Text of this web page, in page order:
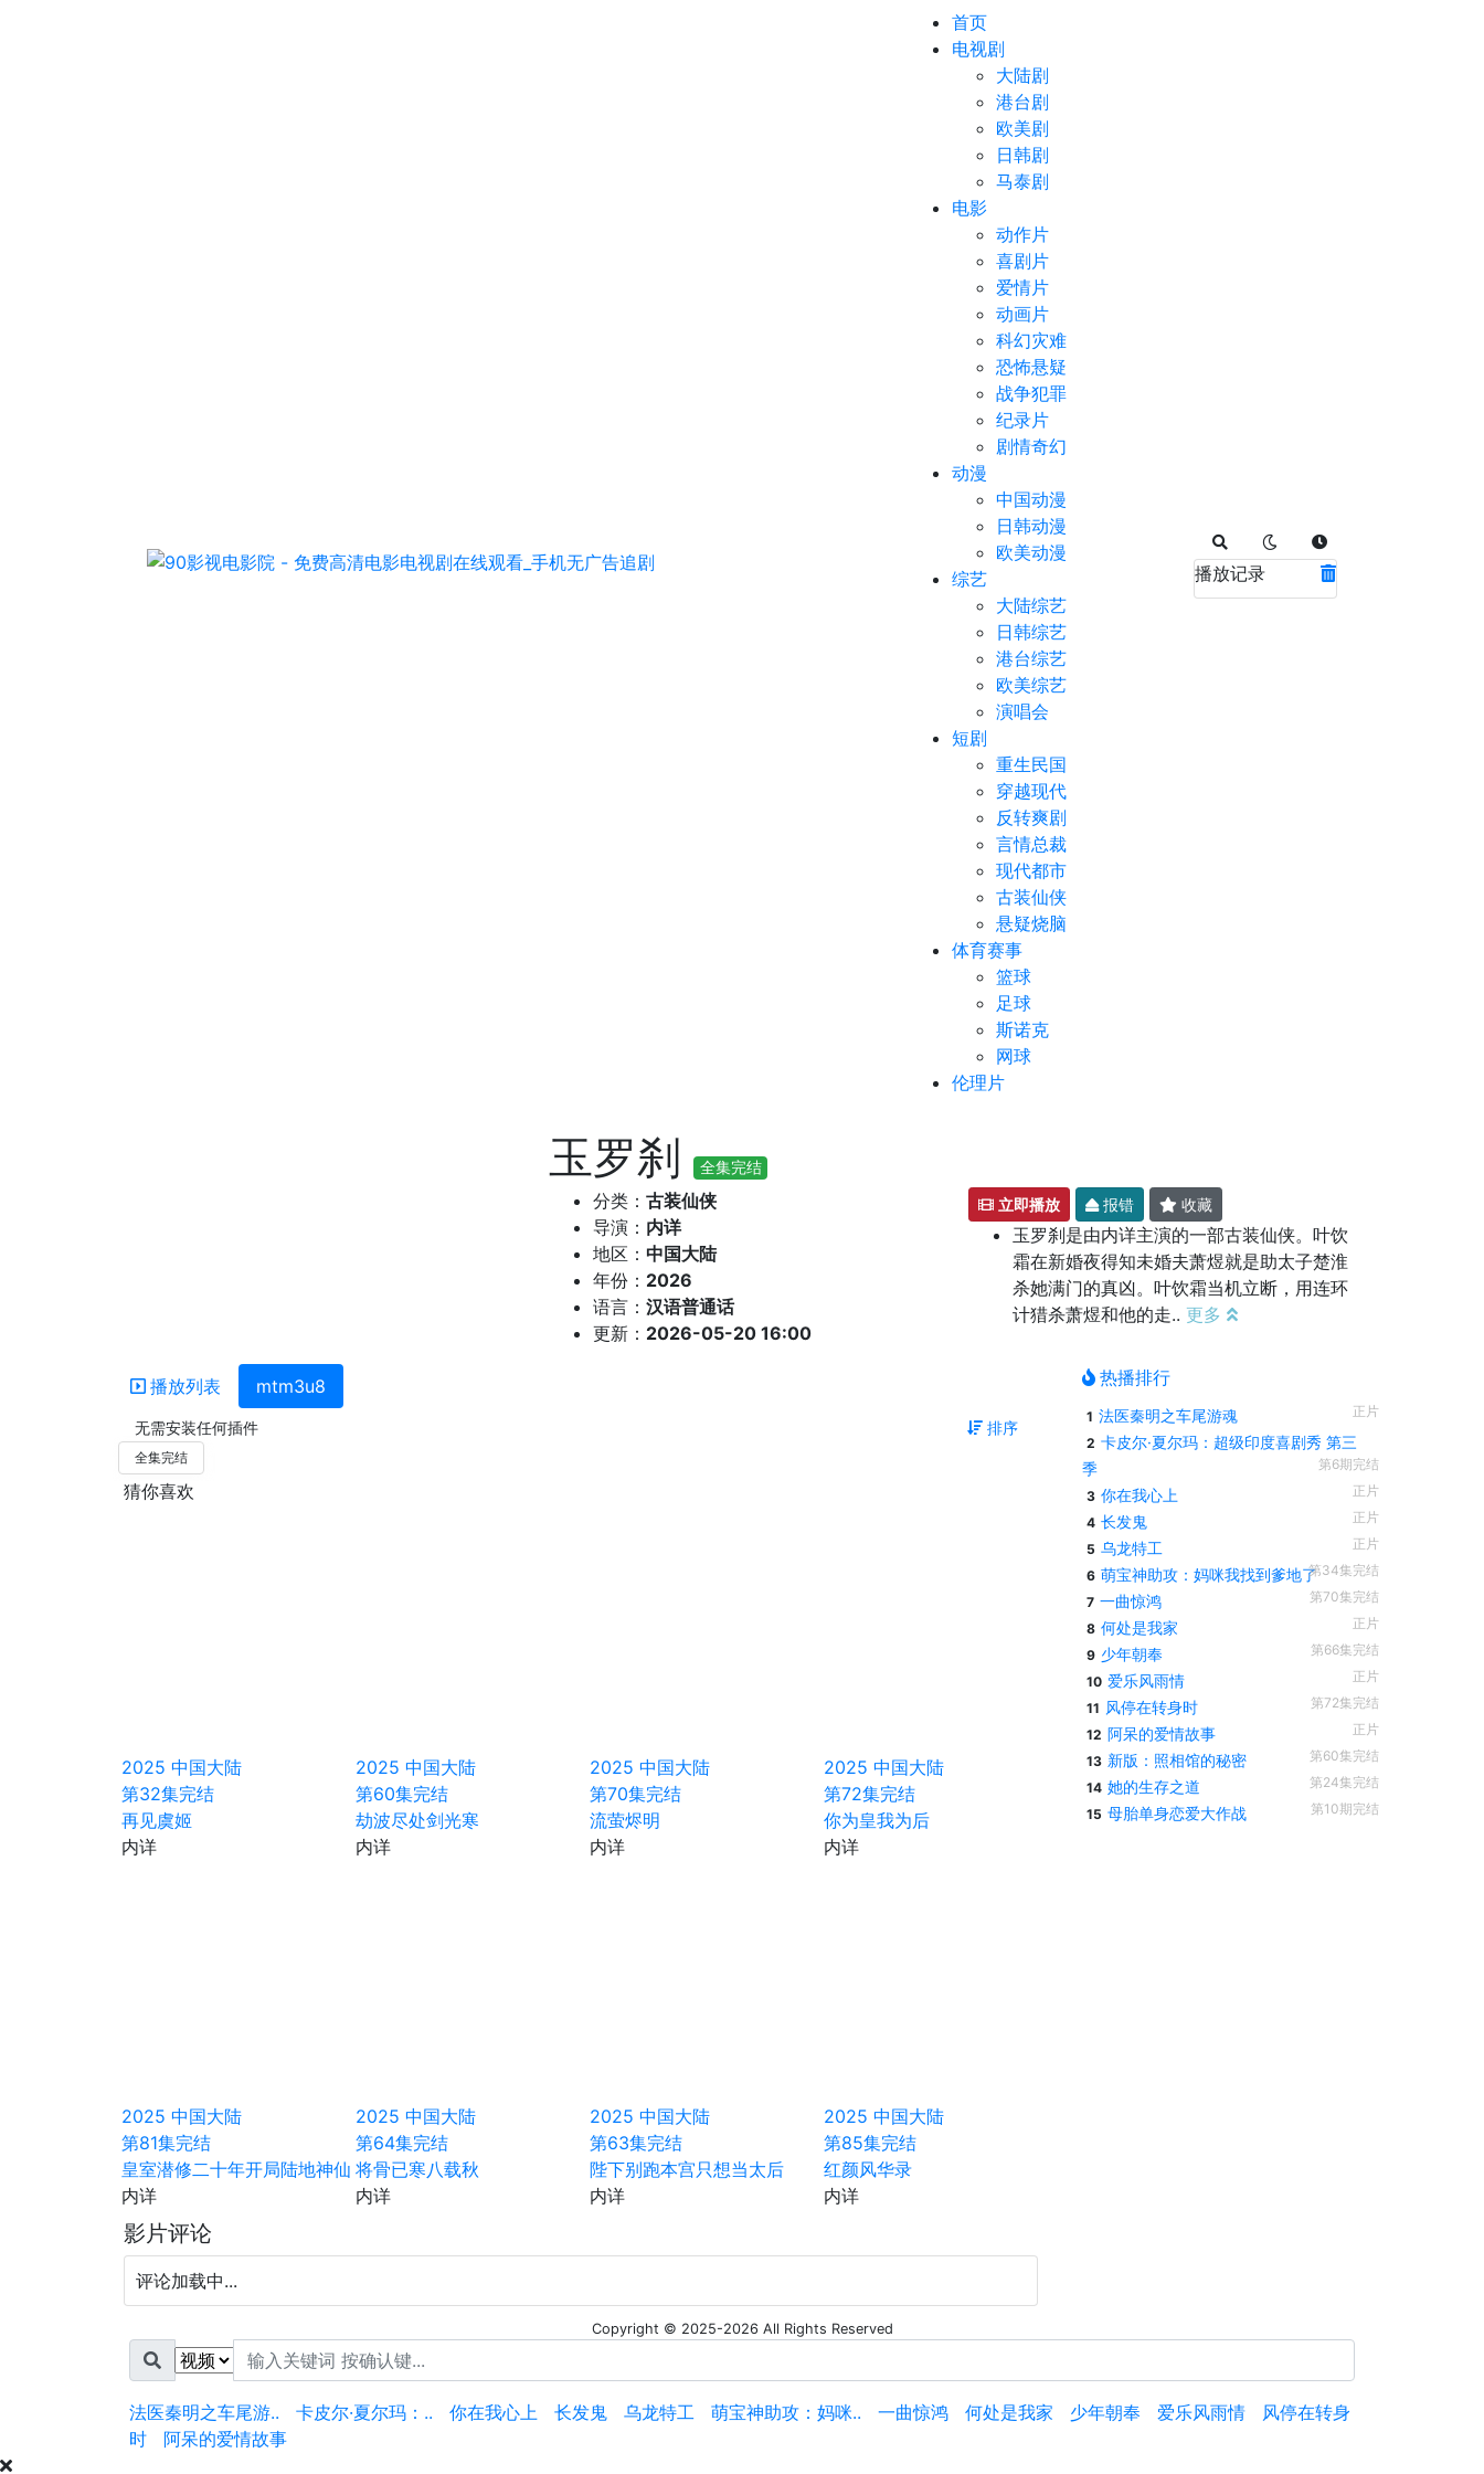
首页
电视剧
大陆剧
港台剧
欧美剧
日韩剧
马泰剧
电影
动作片
喜剧片
爱情片
动画片
科幻灾难
恐怖悬疑
战争犯罪
纪录片
剧情奇幻
动漫
中国动漫
日韩动漫
欧美动漫
综艺
大陆综艺
日韩综艺
港台综艺
欧美综艺
演唱会
短剧
重生民国
穿越现代
反转爽剧
言情总裁
现代都市
古装仙侠
悬疑烧脑
体育赛事
篮球
足球
斯诺克
网球
伦理片
播放记录
玉罗刹 全集完结
分类： 古装仙侠
导演： 内详
地区： 中国大陆
年份： 2026
语言： 汉语普通话
更新： 2026-05-20 16:00
立即播放 报错 收藏
玉罗刹是由内详主演的一部古装仙侠。叶饮
霜在新婚夜得知未婚夫萧煜就是助太子楚淮
杀她满门的真凶。叶饮霜当机立断，用连环
计猎杀萧煜和他的走.. 更多
播放列表 mtm3u8
无需安装任何插件 排序
全集完结
猜你喜欢
2025 中国大陆
第32集完结
再见虞姬
内详
2025 中国大陆
第60集完结
劫波尽处剑光寒
内详
2025 中国大陆
第70集完结
流萤烬明
内详
2025 中国大陆
第72集完结
你为皇我为后
内详
2025 中国大陆
第81集完结
皇室潜修二十年开局陆地神仙
内详
2025 中国大陆
第64集完结
将骨已寒八载秋
内详
2025 中国大陆
第63集完结
陛下别跑本宫只想当太后
内详
2025 中国大陆
第85集完结
红颜风华录
内详
影片评论
评论加载中...
热播排行
1 法医秦明之车尾游魂
正片
2 卡皮尔·夏尔玛：超级印度喜剧秀 第三
季
第6期完结
3 你在我心上
正片
4 长发鬼
正片
5 乌龙特工
正片
6 萌宝神助攻：妈咪我找到爹地了第34集完结
7 一曲惊鸿
第70集完结
8 何处是我家
正片
9 少年朝奉
第66集完结
10 爱乐风雨情
正片
11 风停在转身时
第72集完结
12 阿呆的爱情故事
正片
13 新版：照相馆的秘密
第60集完结
14 她的生存之道
第24集完结
15 母胎单身恋爱大作战 第10期完结
Copyright © 2025-2026 All Rights Reserved
法医秦明之车尾游.. 卡皮尔·夏尔玛：.. 你在我心上 长发鬼 乌龙特工 萌宝神助攻：妈咪.. 一曲惊鸿 何处是我家 少年朝奉 爱乐风雨情
风停在转身
时
阿呆的爱情故事